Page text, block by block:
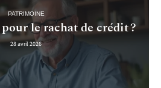
PATRIMOINE
le rachat de crédit ?
28 avril 2026